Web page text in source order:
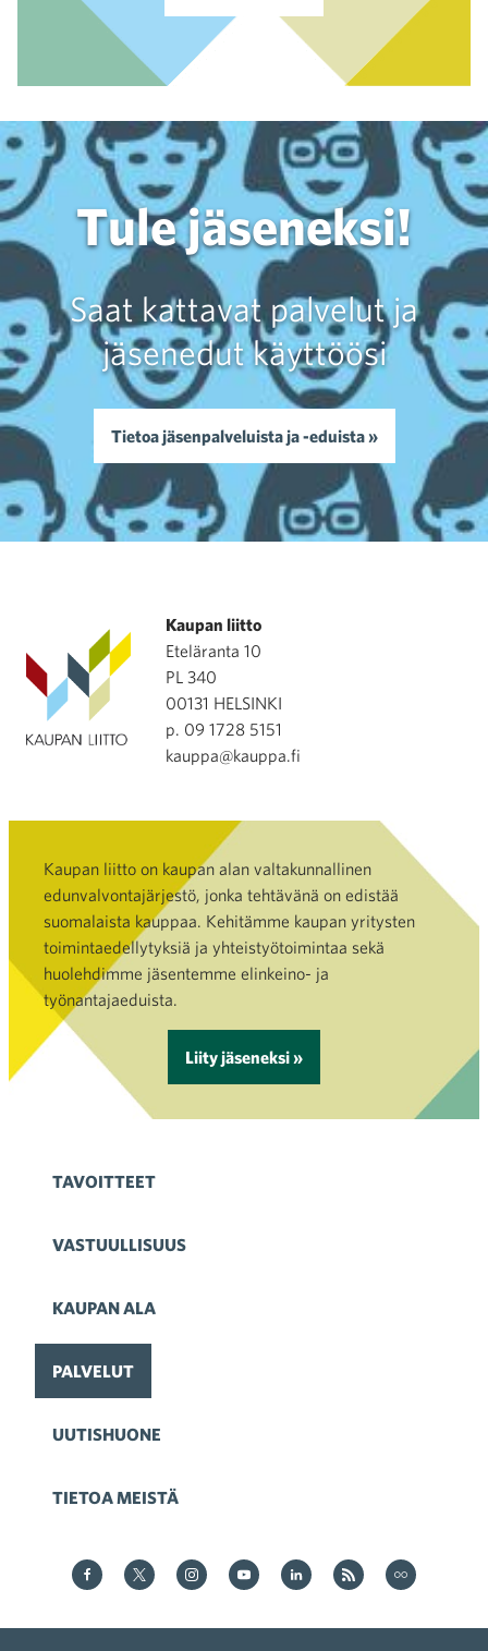
Tule jäseneksi!
Saat kattavat palvelut ja
jäsenedut käyttöösi
Tietoa jäsenpalveluista ja -eduista »
Kaupan liitto
Eteläranta 10
PL 340
00131 HELSINKI
p. 09 1728 5151
kauppa@kauppa.fi
Kaupan liitto on kaupan alan valtakunnallinen
edunvalvontajärjestö, jonka tehtävänä on edistää
suomalaista kauppaa. Kehitämme kaupan yritysten
toimintaedellytyksiä ja yhteistyötoimintaa sekä
huolehdimme jäsentemme elinkeino- ja
työnantajaeduista.
Liity jäseneksi »
TAVOITTEET
VASTUULLISUUS
KAUPAN ALA
PALVELUT
UUTISHUONE
TIETOA MEISTÄ
Kauppa Facebookissa
Kauppa Twitterissä
Kauppa on Instagram
Kauppa YouTubesssa
Kauppa LinkedInissä
Kauppa on RSS